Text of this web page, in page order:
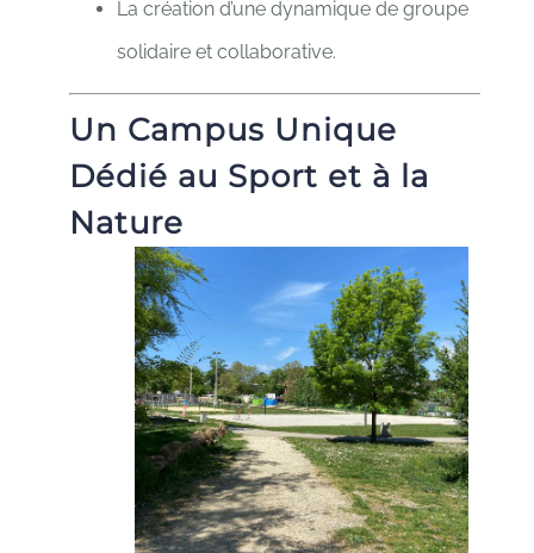
La création d’une dynamique de groupe
solidaire et collaborative.
Un Campus Unique
Dédié au Sport et à la
Nature